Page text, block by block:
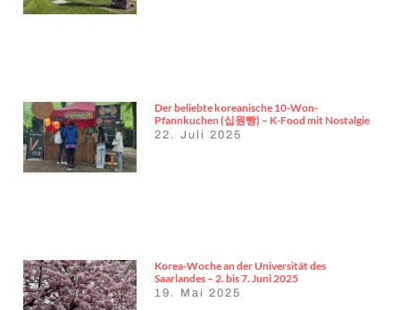
Der beliebte koreanische 10-Won-
Pfannkuchen (십원빵) – K-Food mit Nostalgie
22. Juli 2025
Korea-Woche an der Universität des
Saarlandes – 2. bis 7. Juni 2025
19. Mai 2025